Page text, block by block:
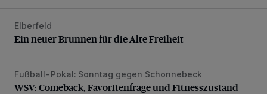
Ein neuer Brunnen für die Alte Freiheit
Elberfeld
Ein neuer Brunnen für die Alte Freiheit
WSV: Comeback, Favoritenfrage und Fitnesszustand
Fußball-Pokal: Sonntag gegen Schonnebeck
WSV: Comeback, Favoritenfrage und Fitnesszustand